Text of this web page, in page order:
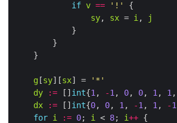
if v == '!'
sy, sx = i ,
j
g [sy][sx] =
'*'
dy
:= [] int{1 , -1 , 0, 0, 1 , 1 ,
dx
:= [] int{0, 0, 1 , -1 , 1 , -1
for i := 0; i < 8; i++